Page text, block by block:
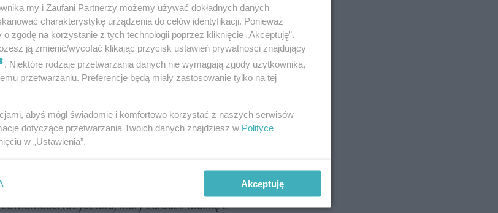
Krzysztofa, który zdradził Malikę z
my i Zaufani Partnerzy możemy używać dokładnych danych
charakterystykę urządzenia do celów identyfikacji. Ponieważ
zgodę na korzystanie z tych technologii poprzez kliknięcie „Akceptuję”.
ją zmienić/wycofać klikając przycisk ustawień prywatności znajdujący
. Niektóre rodzaje przetwarzania danych nie wymagają zgody użytkownika,
przetwarzaniu. Preferencje będą miały zastosowanie tylko na tej
abyś mógł świadomie i komfortowo korzystać z naszych serwisów
dotyczące przetwarzania Twoich danych znajdziesz w Polityce
w „Ustawienia”.
Akceptuję